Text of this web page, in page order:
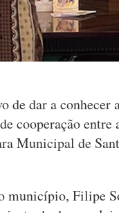
de dar a
cooperação entre
Municipal de
município, Filipe